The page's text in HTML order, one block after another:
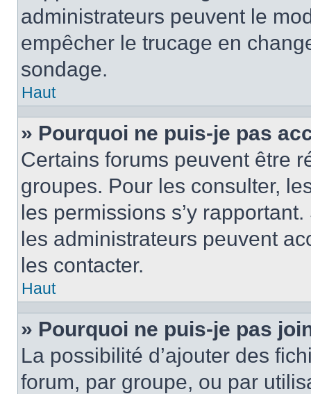
administrateurs peuvent le
empêcher le trucage en
sondage.
Haut
» Pourquoi ne puis-je pas
Certains forums peuvent être
groupes. Pour les consulter,
les permissions s’y
les administrateurs peuvent
les contacter.
Haut
» Pourquoi ne puis-je pas
La possibilité d’ajouter des
forum, par groupe, ou par